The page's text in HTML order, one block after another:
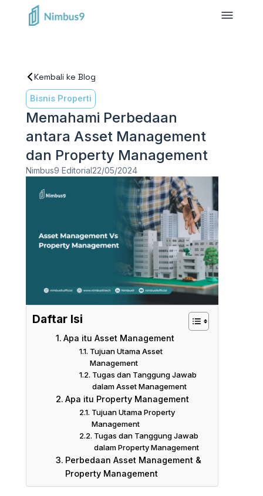
Kembali ke Blog
Bisnis Properti
Memahami Perbedaan
antara Asset Management
dan Property Management
Nimbus9 Editorial22/05/2024
Daftar Isi
Apa itu Asset Management
Tujuan Utama Asset
Management
Tugas dan Tanggung Jawab
dalam Asset Management
Apa itu Property Management
Tujuan Utama Property
Management
Tugas dan Tanggung Jawab
dalam Property Management
Perbedaan Asset Management &
Property Management